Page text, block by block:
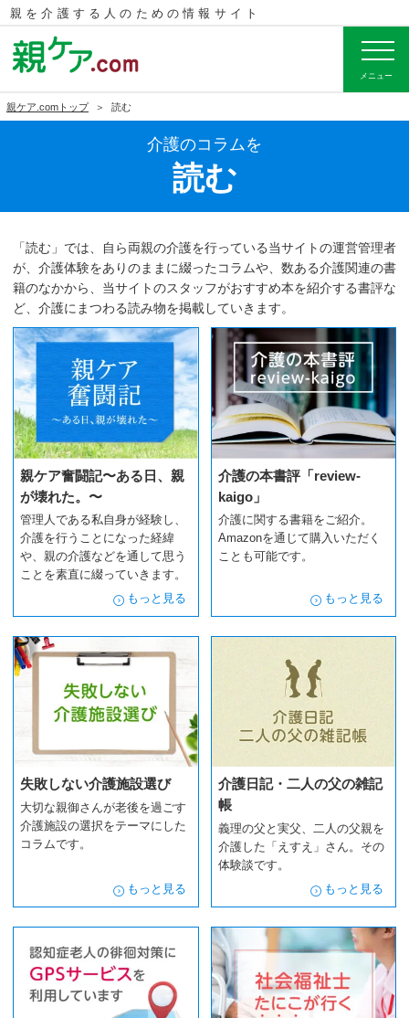
親を介護する人のための情報サイト
メニュー
親ケア.comトップ 読む
介護のコラムを
読む
「読む」では、自ら両親の介護を行っている当サイトの運営管理者
が、介護体験をありのままに綴ったコラムや、数ある介護関連の書
籍のなかから、当サイトのスタッフがおすすめ本を紹介する書評な
ど、介護にまつわる読み物を掲載していきます。
親ケア奮闘記〜ある日、親
が壊れた。〜
管理人である私自身が経験し、
介護を行うことになった経緯
や、親の介護などを通して思う
ことを素直に綴っていきます。
もっと見る
介護の本書評「review-
kaigo」
介護に関する書籍をご紹介。
Amazonを通じて購入いただく
ことも可能です。
もっと見る
失敗しない介護施設選び
大切な親御さんが老後を過ごす
介護施設の選択をテーマにした
コラムです。
もっと見る
介護日記・二人の父の雑記
帳
義理の父と実父、二人の父親を
介護した「えすえ」さん。その
体験談です。
もっと見る